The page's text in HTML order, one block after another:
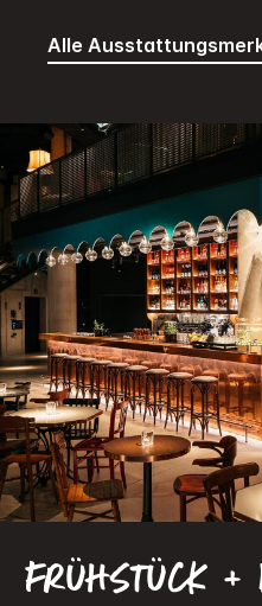
Alle
Frühstück +